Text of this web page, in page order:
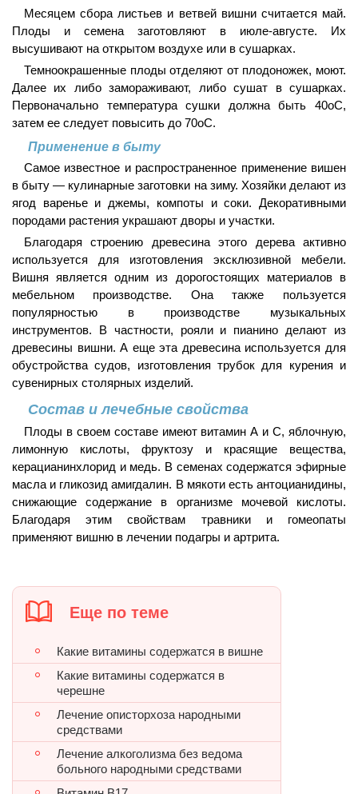
Месяцем сбора листьев и ветвей вишни считается май.
Плоды и семена заготовляют в июле-августе. Их
высушивают на открытом воздухе или в сушарках.
Темноокрашенные плоды отделяют от плодоножек, моют.
Далее их либо замораживают, либо сушат в сушарках.
Первоначально температура сушки должна быть 40оС,
затем ее следует повысить до 70оС.
Применение в быту
Самое известное и распространенное применение вишен
в быту — кулинарные заготовки на зиму. Хозяйки делают из
ягод варенье и джемы, компоты и соки. Декоративными
породами растения украшают дворы и участки.
Благодаря строению древесина этого дерева активно
используется для изготовления эксклюзивной мебели.
Вишня является одним из дорогостоящих материалов в
мебельном производстве. Она также пользуется
популярностью в производстве музыкальных
инструментов. В частности, рояли и пианино делают из
древесины вишни. А еще эта древесина используется для
обустройства судов, изготовления трубок для курения и
сувенирных столярных изделий.
Состав и лечебные свойства
Плоды в своем составе имеют витамин А и С, яблочную,
лимонную кислоты, фруктозу и красящие вещества,
керацианинхлорид и медь. В семенах содержатся эфирные
масла и гликозид амигдалин. В мякоти есть антоцианидины,
снижающие содержание в организме мочевой кислоты.
Благодаря этим свойствам травники и гомеопаты
применяют вишню в лечении подагры и артрита.
Еще по теме
Какие витамины содержатся в вишне
Какие витамины содержатся в
черешне
Лечение описторхоза народными
средствами
Лечение алкоголизма без ведома
больного народными средствами